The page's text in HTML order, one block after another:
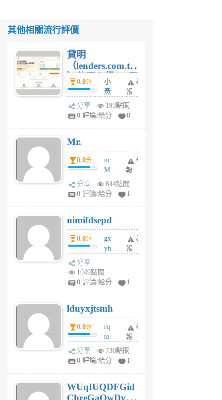
其他相關流行評價
貸明
（lenders.com.tw
）使用心得 — 民
間貸款比較平台
體驗
0.0分
小
黃
蜂
1
舉
報
分享
193點閱
0 評論/給分
0
Mr.
0.0分
nc
M
U
F
U
5
個
月
舉
報
分享
644點閱
0 評論/給分
1
nimifdsepd
0.0分
gx
yh
jl
月
前
舉
報
分享
1049點閱
0 評論/給分
1
lduyxjtsmh
0.0分
rq
tn
jt
gl
個
月
舉
報
分享
730點閱
0 評論/給分
1
WUqIUQDFGid